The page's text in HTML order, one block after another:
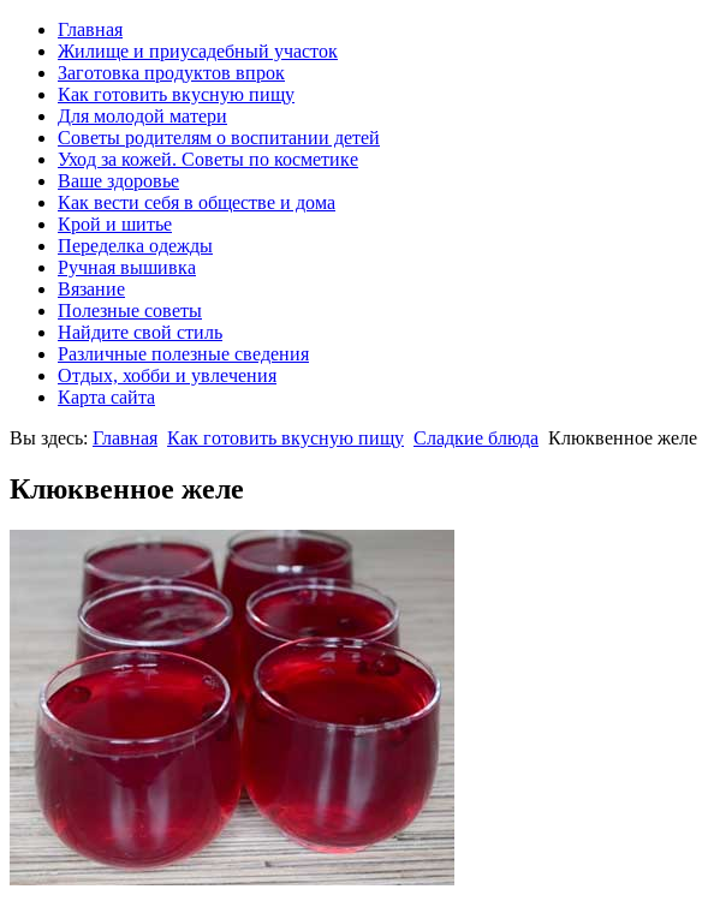
Главная
Жилище и приусадебный участок
Заготовка продуктов впрок
Как готовить вкусную пищу
Для молодой матери
Советы родителям о воспитании детей
Уход за кожей. Советы по косметике
Ваше здоровье
Как вести себя в обществе и дома
Крой и шитье
Переделка одежды
Ручная вышивка
Вязание
Полезные советы
Найдите свой стиль
Различные полезные сведения
Отдых, хобби и увлечения
Карта сайта
Вы здесь: Главная Как готовить вкусную пищу Сладкие блюда Клюквенное желе
Клюквенное желе